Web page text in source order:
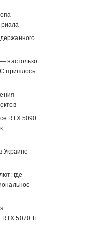
настолько
пришлось
RTX 5090
Украине —
где
5070 Ti